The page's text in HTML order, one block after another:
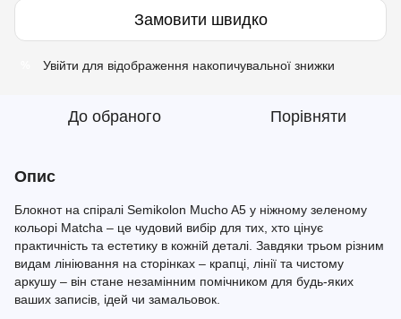
Замовити швидко
Увійти для відображення накопичувальної знижки
До обраного Порівняти
Опис
Блокнот на спіралі Semikolon Mucho A5 у ніжному зеленому
кольорі Matcha – це чудовий вибір для тих, хто цінує
практичність та естетику в кожній деталі. Завдяки трьом різним
видам лініювання на сторінках – крапці, лінії та чистому
аркушу – він стане незамінним помічником для будь-яких
ваших записів, ідей чи замальовок.